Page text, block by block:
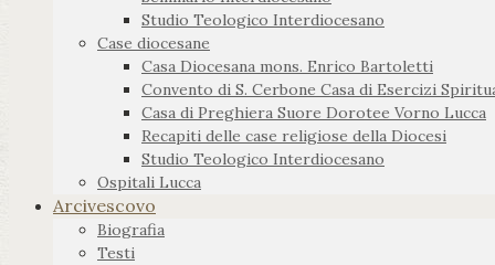
Studio Teologico Interdiocesano
Case diocesane
Casa Diocesana mons. Enrico Bartoletti
Convento di S. Cerbone Casa di Esercizi
Casa di Preghiera Suore Dorotee Vorno Lucca
Recapiti delle case religiose della Diocesi
Studio Teologico Interdiocesano
Ospitali Lucca
Arcivescovo
Biografia
Testi